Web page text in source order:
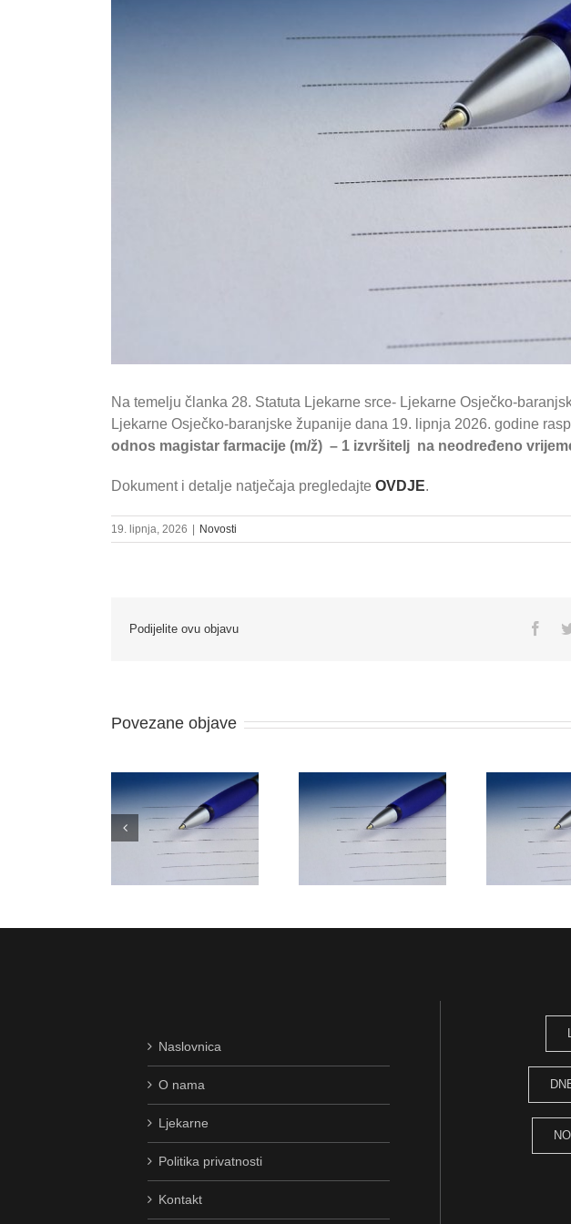
Na temelju članka 28. Statuta Ljekarne srce- Ljekarne Osječko-
Ljekarne Osječko-baranjske županije dana 19. lipnja 2026. godine
odnos magistar farmacije (m/ž) – 1 izvršitelj na neodređeno
Dokument i detalje natječaja pregledajte OVDJE.
19. lipnja, 2026 Novosti
Podijelite ovu objavu
Povezane objave
ODLUKU O
PRIJAMU –
VOZAČ/DOSTAVLJAČ
NATJEČAJ ZA
RADNO MJESTO –
FARMACEUTSKI
TEHNIČAR (M/Ž)
Naslovnica
O nama
Ljekarne
Politika privatnosti
Kontakt